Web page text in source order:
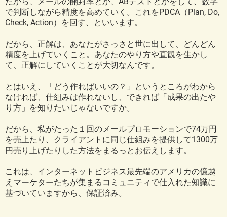
で判断しながら精度を高めていく。これをPDCA（Plan, Do,
Check, Action）を回す、といいます。
だから、正解は、あなたがさっさと世に出して、どんどん
精度を上げていくこと。あなたのやり方や直観を生かし
て、正解にしていくことが大切なんです。
とはいえ、「どう作ればいいの？」というところがわから
なければ、仕組みは作れないし、できれば「成果の出たや
り方」を知りたいじゃないですか。
だから、私がたった１回のメールプロモーションで74万円
を売上たり、クライアントに同じ仕組みを提供して1300万
円売り上げたりした方法をまるっとお伝えします。
これは、インターネットビジネス最先端のアメリカの億越
えマーケターたちが集まるコミュニティで仕入れた知識に
基づいていますから、保証済み。